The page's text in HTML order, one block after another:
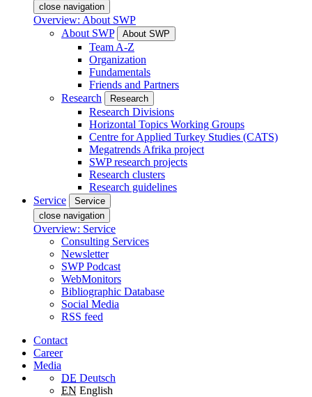
close navigation
Overview: About SWP
About SWP
About SWP
Team A-Z
Organization
Fundamentals
Friends and Partners
Research
Research
Research Divisions
Horizontal Topics Working Groups
Centre for Applied Turkey Studies (CATS)
Megatrends Afrika project
SWP research projects
Research clusters
Research guidelines
Service
Service
close navigation
Overview: Service
Consulting Services
Newsletter
SWP Podcast
WebMonitors
Bibliographic Database
Social Media
RSS feed
Contact
Career
Media
DE Deutsch
EN English